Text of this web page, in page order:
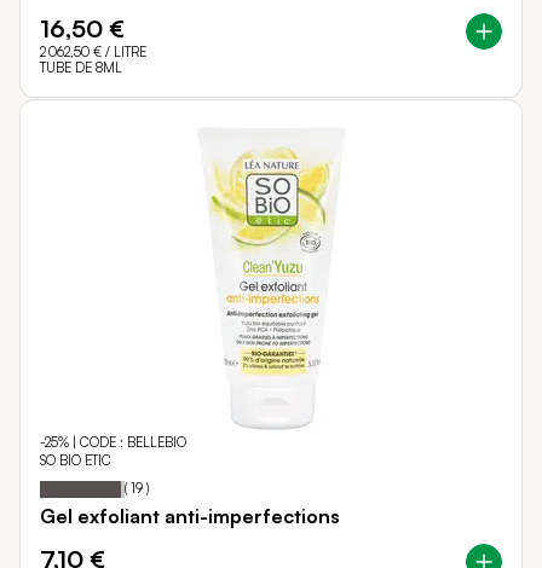
16,50 €
2 062,50 € / LITRE
TUBE DE 8ML
-25% | CODE : BELLEBIO
SO BIO ETIC
Notation: 96
% of
( 19 )
Gel exfoliant anti-imperfections
7,10 €